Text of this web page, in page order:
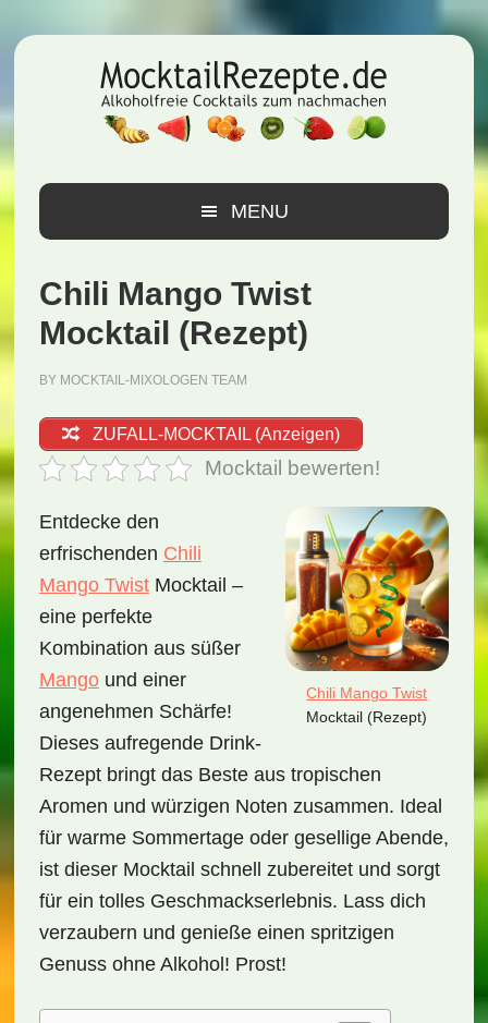
Hauptnavigation
Inhalt
Seitenspalte
MENU
Chili Mango Twist
Mocktail (Rezept)
BY MOCKTAIL-MIXOLOGEN TEAM
ZUFALL-MOCKTAIL (Anzeigen)
Mocktail bewerten!
Chili Mango Twist
Mocktail (Rezept)
Entdecke den
erfrischenden Chili
Mango TwistMocktail –
eine perfekte
Kombination aus süßer
Mangound einer
angenehmen Schärfe!
Dieses aufregende Drink-
Rezept bringt das Beste aus tropischen
Aromen und würzigen Noten zusammen. Ideal
für warme Sommertage oder gesellige Abende,
ist dieser Mocktail schnell zubereitet und sorgt
für ein tolles Geschmackserlebnis. Lass dich
verzaubern und genieße einen spritzigen
Genuss ohne Alkohol! Prost!